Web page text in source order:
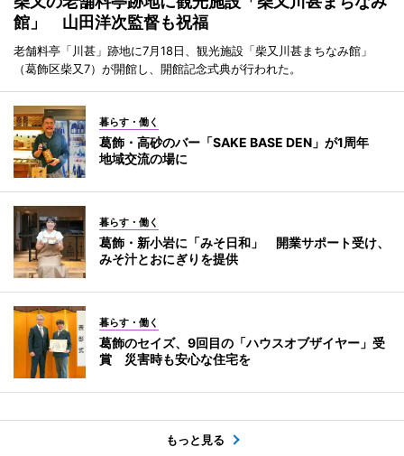
館」 山田洋次監督も祝福
老舗料亭「川甚」跡地に7月18日、観光施設「柴又川甚まちなみ館」
（葛飾区柴又7）が開館し、開館記念式典が行われた。
暮らす・働く
葛飾・高砂のバー「SAKE BASE DEN」が1周年
地域交流の場に
暮らす・働く
葛飾・新小岩に「みそ日和」 開業サポート受け、
みそ汁とおにぎりを提供
暮らす・働く
葛飾のセイズ、9回目の「ハウスオブザイヤー」受
賞 災害時も安心な住宅を
もっと見る